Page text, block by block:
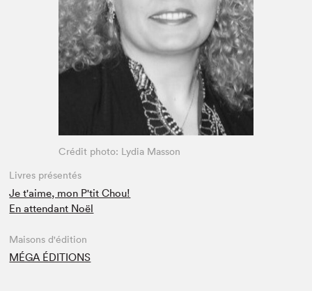
Espace médias
Crédit photo: Lydia Masson
Livres présentés
Je t'aime, mon P'tit Chou!
En attendant Noël
Maisons d'édition
MÉGA ÉDITIONS